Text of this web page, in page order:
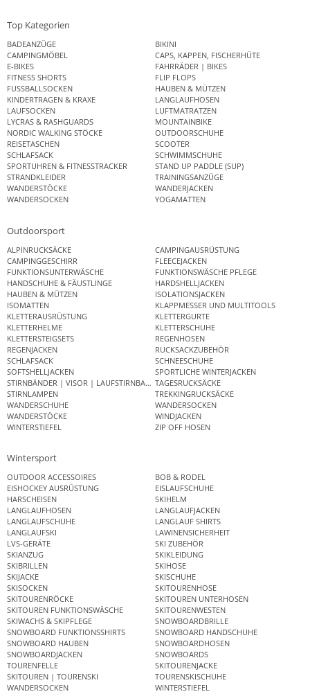
Top Kategorien
BADEANZÜGE
BIKINI
CAMPINGMÖBEL
CAPS, KAPPEN, FISCHERHÜTE
E-BIKES
FAHRRÄDER | BIKES
FITNESS SHORTS
FLIP FLOPS
FUSSBALLSOCKEN
HAUBEN & MÜTZEN
KINDERTRAGEN & KRAXE
LANGLAUFHOSEN
LAUFSOCKEN
LUFTMATRATZEN
LYCRAS & RASHGUARDS
MOUNTAINBIKE
NORDIC WALKING STÖCKE
OUTDOORSCHUHE
REISETASCHEN
SCOOTER
SCHLAFSACK
SCHWIMMSCHUHE
SPORTUHREN & FITNESSTRACKER
STAND UP PADDLE (SUP)
STRANDKLEIDER
TRAININGSANZÜGE
WANDERSTÖCKE
WANDERJACKEN
WANDERSOCKEN
YOGAMATTEN
Outdoorsport
ALPINRUCKSÄCKE
CAMPINGAUSRÜSTUNG
CAMPINGGESCHIRR
FLEECEJACKEN
FUNKTIONSUNTERWÄSCHE
FUNKTIONSWÄSCHE PFLEGE
HANDSCHUHE & FÄUSTLINGE
HARDSHELLJACKEN
HAUBEN & MÜTZEN
ISOLATIONSJACKEN
ISOMATTEN
KLAPPMESSER UND MULTITOOLS
KLETTERAUSRÜSTUNG
KLETTERGURTE
KLETTERHELME
KLETTERSCHUHE
KLETTERSTEIGSETS
REGENHOSEN
REGENJACKEN
RUCKSACKZUBEHÖR
SCHLAFSACK
SCHNEESCHUHE
SOFTSHELLJACKEN
SPORTLICHE WINTERJACKEN
STIRNBÄNDER | VISOR | LAUFSTIRNBANDTAGESRUCKSÄCKE
STIRNLAMPEN
TREKKINGRUCKSÄCKE
WANDERSCHUHE
WANDERSOCKEN
WANDERSTÖCKE
WINDJACKEN
WINTERSTIEFEL
ZIP OFF HOSEN
Wintersport
OUTDOOR ACCESSOIRES
BOB & RODEL
EISHOCKEY AUSRÜSTUNG
EISLAUFSCHUHE
HARSCHEISEN
SKIHELM
LANGLAUFHOSEN
LANGLAUFJACKEN
LANGLAUFSCHUHE
LANGLAUF SHIRTS
LANGLAUFSKI
LAWINENSICHERHEIT
LVS-GERÄTE
SKI ZUBEHÖR
SKIANZUG
SKIKLEIDUNG
SKIBRILLEN
SKIHOSE
SKIJACKE
SKISCHUHE
SKISOCKEN
SKITOURENHOSE
SKITOURENRÖCKE
SKITOUREN UNTERHOSEN
SKITOUREN FUNKTIONSWÄSCHE
SKITOURENWESTEN
SKIWACHS & SKIPFLEGE
SNOWBOARDBRILLE
SNOWBOARD FUNKTIONSSHIRTS
SNOWBOARD HANDSCHUHE
SNOWBOARD HAUBEN
SNOWBOARDHOSEN
SNOWBOARDJACKEN
SNOWBOARDS
TOURENFELLE
SKITOURENJACKE
SKITOUREN | TOURENSKI
TOURENSKISCHUHE
WANDERSOCKEN
WINTERSTIEFEL